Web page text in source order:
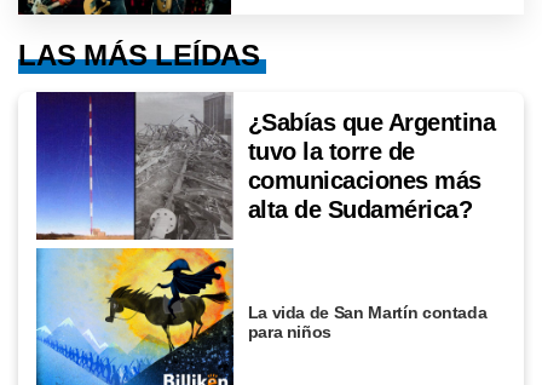
LAS MÁS LEÍDAS
¿Sabías que Argentina
tuvo la torre de
comunicaciones más
alta de Sudamérica?
La vida de San Martín contada
para niños